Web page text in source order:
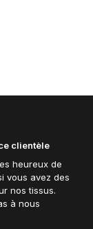
clientèle
heureux de
vous avez des
nos tissus.
à nous